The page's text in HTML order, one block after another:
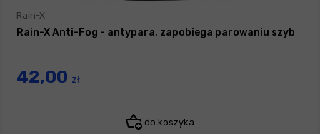
Rain-X
Rain-X Anti-Fog - antypara, zapobiega parowaniu szyb
42,00 zł
do koszyka